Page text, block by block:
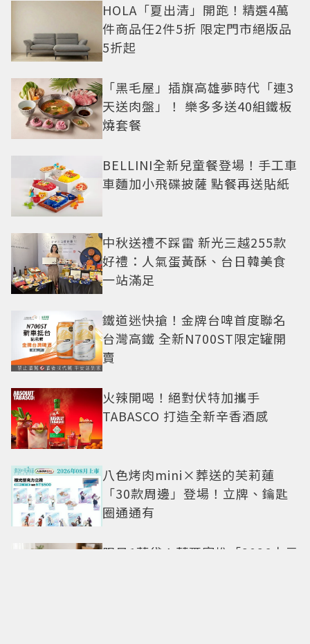
HOLA「夏出清」開跑！精選4萬
件商品任2件5折 限定門市絕版品
5折起
「黑毛屋」插旗高雄夢時代「連3
天送肉盤」！ 樂多多送40組鐵板
燒套餐
BELLINI全新兒童餐登場！手工車
車麵加小飛碟披薩 點餐再送貼紙
中秋送禮不踩雷 新光三越255款
好禮：人氣蛋黃酥、台日韓美食
一站滿足
鐵道迷快搶！金牌台啤首度聯名
台灣高鐵 全新N700ST限定罐開
賣
火辣開喝！絕對伏特加攜手
TABASCO 打造全新辛香酒感
八色烤肉mini×葬送的芙莉蓮
「30款周邊」登場！立牌、鑰匙
圈通通有
限量1萬袋！萊爾富推「2026中元